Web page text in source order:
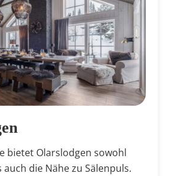
bietet Olarslodgen sowohl
auch die Nähe zu Sälenpuls.